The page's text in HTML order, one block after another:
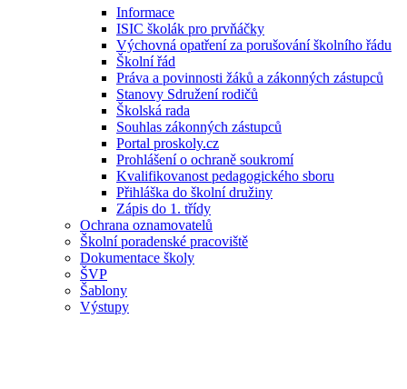
Informace
ISIC školák pro prvňáčky
Výchovná opatření za porušování školního řádu
Školní řád
Práva a povinnosti žáků a zákonných zástupců
Stanovy Sdružení rodičů
Školská rada
Souhlas zákonných zástupců
Portal proskoly.cz
Prohlášení o ochraně soukromí
Kvalifikovanost pedagogického sboru
Přihláška do školní družiny
Zápis do 1. třídy
Ochrana oznamovatelů
Školní poradenské pracoviště
Dokumentace školy
ŠVP
Šablony
Výstupy